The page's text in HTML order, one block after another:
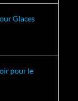
Glaces
pour le